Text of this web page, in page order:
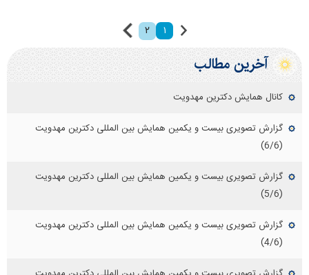
۱ ۲
آخرین مطالب
کانال همایش دکترین مهدویت
گزارش تصویری بیست و یکمین همایش بین المللی دکترین مهدویت
(6/6)
گزارش تصویری بیست و یکمین همایش بین المللی دکترین مهدویت
(5/6)
گزارش تصویری بیست و یکمین همایش بین المللی دکترین مهدویت
(4/6)